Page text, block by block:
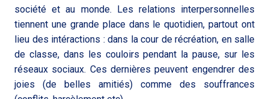
société et au monde. Les relations interpersonnelles
tiennent une grande place dans le quotidien, partout ont
lieu des intéractions : dans la cour de récréation, en salle
de classe, dans les couloirs pendant la pause, sur les
réseaux sociaux. Ces dernières peuvent engendrer des
joies (de belles amitiés) comme des souffrances